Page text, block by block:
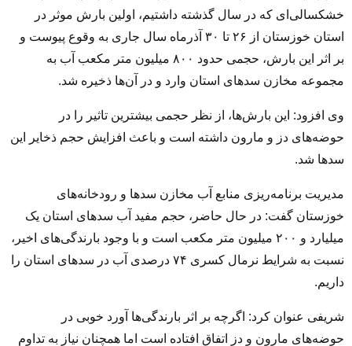
خشکسالی‌ای که در سال گذشته داشتیم، اولین بارش موثر در
استان خوزستان از ۲۶ تا ۳۰ آذرماه سال جاری به وقوع پیوست و
بر اثر این بارش، حجمی حدود ۸۰۰ میلیون متر مکعب آب به
مجموعه مخازن سدهای استان وارد و در آن‌ها ذخیره شد.
وی افزود: این بارش‌ها، از نظر حجمی بیشترین تاثیر را در
حوضه‌های دز و مارون داشته است و باعث افزایش حجم ذخایر این
سدها شد.
مدیریت برنامه‌ریزی منابع آب مخازن سدها و رودخانه‌های
خوزستان گفت: در حال حاضر، حجم مفید آب سدهای استان یک
میلیارد و ۲۰۰ میلیون متر مکعب است و با وجود بارندگی‌های اخیر،
نسبت به شرایط نرمال کسری ۷۴ درصدی آب در سدهای استان را
داریم.
شریفی عنوان کرد: اگرچه بر اثر بارندگی‌ها آورد خوبی در
حوضه‌های مارون و دز اتفاق افتاده است اما همچنان نیاز به تداوم